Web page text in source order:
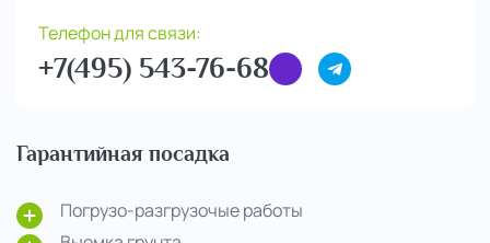
Телефон для связи:
+7(495) 543-76-68
Гарантийная посадка
Погрузо-разгрузочые работы